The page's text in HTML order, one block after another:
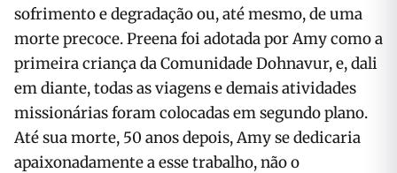
sofrimento e degradação ou, até mesmo, de uma
morte precoce. Preena foi adotada por Amy como a
primeira criança da Comunidade Dohnavur, e, dali
em diante, todas as viagens e demais atividades
missionárias foram colocadas em segundo plano.
Até sua morte, 50 anos depois, Amy se dedicaria
apaixonadamente a esse trabalho, não o